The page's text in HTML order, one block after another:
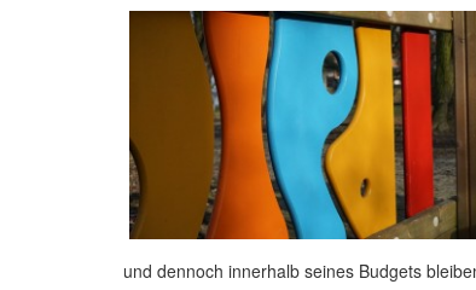
und dennoch innerhalb seines Budgets